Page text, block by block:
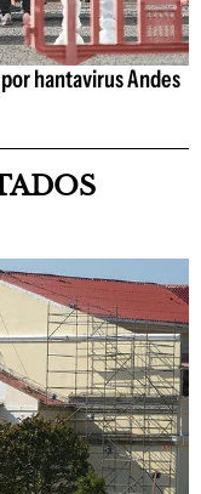
hantavirus Andes